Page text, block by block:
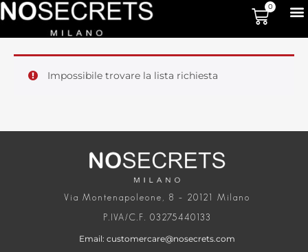
0
Impossibile trovare la lista richiesta
Via Montenapoleone, 8 – 20121 Milano
P.IVA/C.F. 03275440133
Email: customercare@nosecrets.com